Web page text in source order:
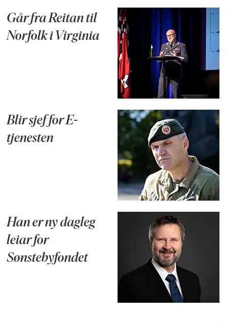
Går fra Reitan til
Norfolk i Virginia
Blir sjef for E-
tjenesten
Han er ny dagleg
leiar for
Sønstebyfondet